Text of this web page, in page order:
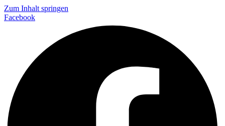
Zum Inhalt springen
Facebook